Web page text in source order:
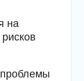
на